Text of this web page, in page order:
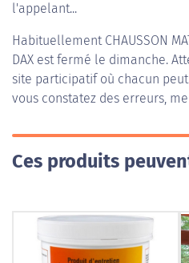
l'appelant...
Habituellement CHAUSSON
DAX est fermé le dimanche.
site participatif où chacun
vous constatez des erreurs,
Ces produits